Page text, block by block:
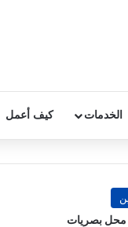
الخدمات كيف أعمل
بصريات